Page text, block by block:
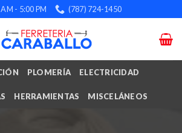
- 5:00 PM (787) 724-1450
PLOMERÍA ELECTRICIDAD
HERRAMIENTAS MISCELÁNEOS